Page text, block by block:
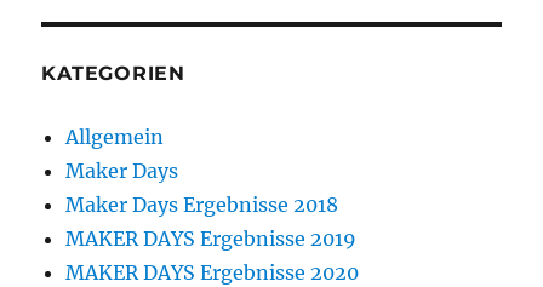
KATEGORIEN
Allgemein
Maker Days
Maker Days Ergebnisse 2018
MAKER DAYS Ergebnisse 2019
MAKER DAYS Ergebnisse 2020